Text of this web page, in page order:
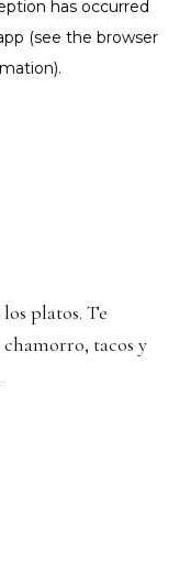
platos. Te
tacos y